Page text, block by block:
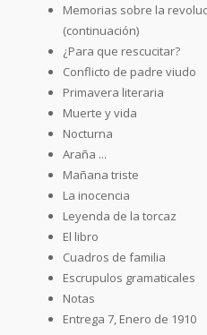
Memorias sobre la
(continuación)
¿Para que rescucitar?
Conflicto de padre viudo
Primavera literaria
Muerte y vida
Nocturna
Araña ...
Mañana triste
La inocencia
Leyenda de la torcaz
El libro
Cuadros de familia
Escrupulos gramaticales
Notas
Entrega 7, Enero de 1910